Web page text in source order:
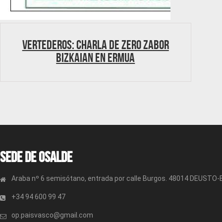
Vertederos: Charla de Zero Zabor
Bizkaian en Ermua
Sede de OSALDE
Araba nº 6 semisótano, entrada por calle Burgos. 48014 DEUSTO-
+34 94 600 99 47
op.paisvasco@gmail.com